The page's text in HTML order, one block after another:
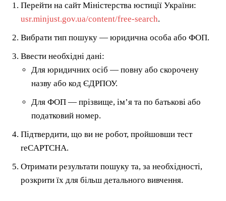
Перейти на сайт Міністерства юстиції України:
usr.minjust.gov.ua/content/free-search.
Вибрати тип пошуку — юридична особа або ФОП.
Ввести необхідні дані:
Для юридичних осіб — повну або скорочену
назву або код ЄДРПОУ.
Для ФОП — прізвище, ім’я та по батькові або
податковий номер.
Підтвердити, що ви не робот, пройшовши тест
reCAPTCHA.
Отримати результати пошуку та, за необхідності,
розкрити їх для більш детального вивчення.